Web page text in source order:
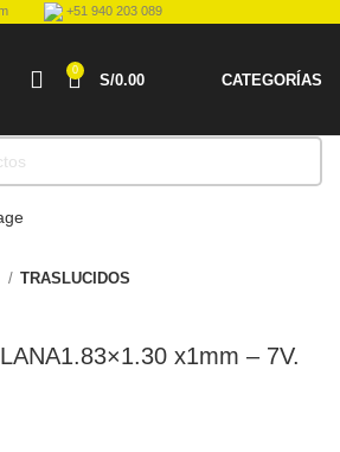
+51 940 203 089
0
S/0.00 CATEGORÍAS
TRASLUCIDOS
x1mm – 7V.